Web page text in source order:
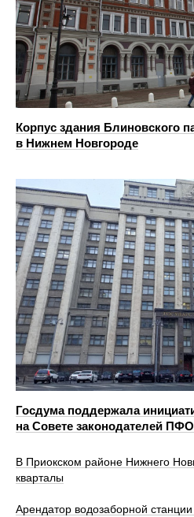
Корпус здания Блиновского
в Нижнем Новгороде
Госдума поддержала
на Совете законодателей ПФО
В Приокском районе Нижнего
кварталы
Арендатор водозаборной